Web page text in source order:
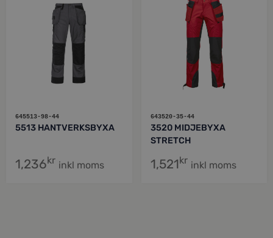
645513-98-44
5513 HANTVERKSBYXA
1,236kr inkl moms
643520-35-44
3520 MIDJEBYXA
STRETCH
1,521kr inkl moms